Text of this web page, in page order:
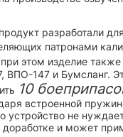
разработали
патронами
этом изделие также
ВПО-147 и Бумсланг.
10
встроенной
устройство не
доработке и может